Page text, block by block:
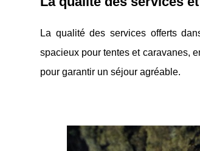
La qualité des services offerts
spacieux pour tentes et caravanes,
pour garantir un séjour agréable.